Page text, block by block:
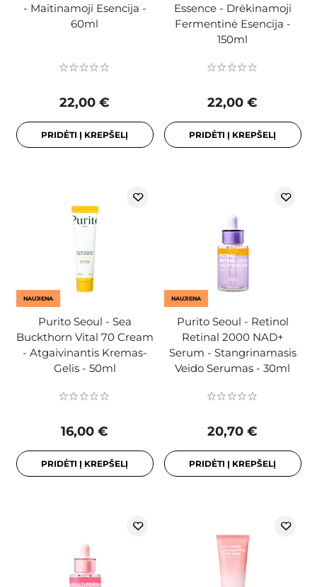
- Maitinamoji Esencija -
60ml
22,00 €
PRIDĖTI Į KREPŠELĮ
Essence - Drėkinamoji
Fermentinė Esencija -
150ml
22,00 €
PRIDĖTI Į KREPŠELĮ
NAUJIENA
Purito Seoul - Sea
Buckthorn Vital 70 Cream
- Atgaivinantis Kremas-
Gelis - 50ml
16,00 €
PRIDĖTI Į KREPŠELĮ
NAUJIENA
Purito Seoul - Retinol
Retinal 2000 NAD+
Serum - Stangrinamasis
Veido Serumas - 30ml
20,70 €
PRIDĖTI Į KREPŠELĮ